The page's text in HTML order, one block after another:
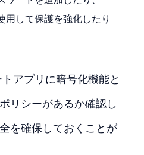
して保護を強化したり
アプリに暗号化機能と
リシーがあるか確認し
を確保しておくことが